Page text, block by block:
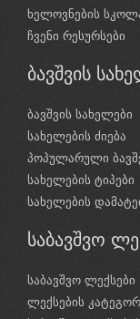
ხელოვნების
ჩვენი რესურსები
ბავშვის
ბავშვის სახელები
სახელების ძიება
პოპულარული
სახელების ტიპები
სახელების
საბავშვო
საბავშვო ლექსები
ლექსების